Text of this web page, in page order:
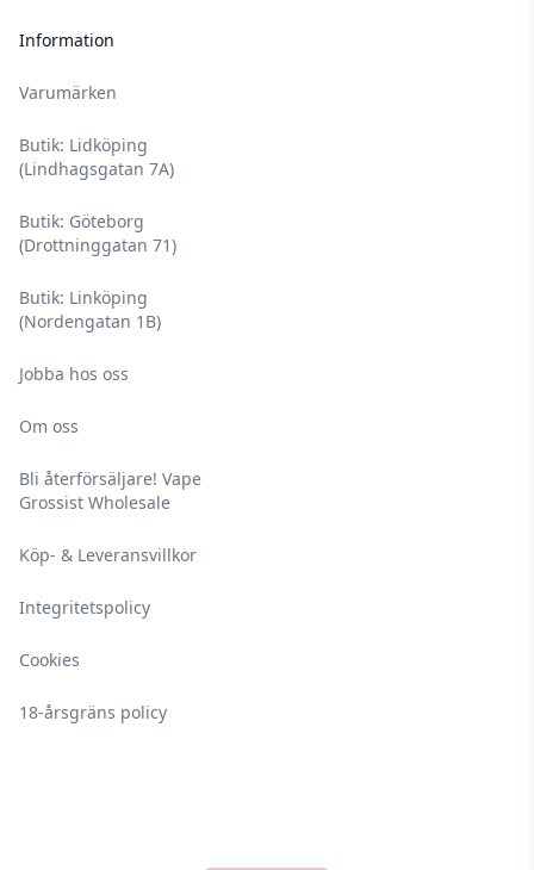
Information
Varumärken
Butik: Lidköping
(Lindhagsgatan 7A)
Butik: Göteborg
(Drottninggatan 71)
Butik: Linköping
(Nordengatan 1B)
Jobba hos oss
Om oss
Bli återförsäljare! Vape
Grossist Wholesale
Köp- & Leveransvillkor
Integritetspolicy
Cookies
18-årsgräns policy